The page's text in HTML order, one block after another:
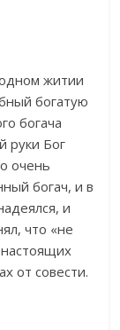
житии
богатую
богача
руки Бог
очень
богач, и в
и
что «не
от совести.